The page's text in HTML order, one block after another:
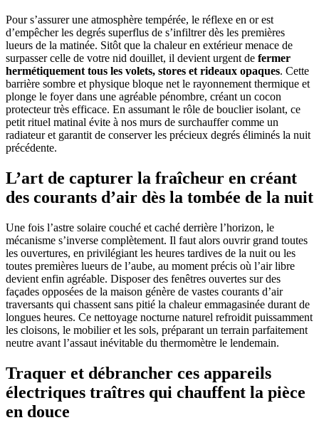
Pour s’assurer une atmosphère tempérée, le réflexe en or est
d’empêcher les degrés superflus de s’infiltrer dès les premières
lueurs de la matinée. Sitôt que la chaleur en extérieur menace de
surpasser celle de votre nid douillet, il devient urgent de fermer
hermétiquement tous les volets, stores et rideaux opaques. Cette
barrière sombre et physique bloque net le rayonnement thermique et
plonge le foyer dans une agréable pénombre, créant un cocon
protecteur très efficace. En assumant le rôle de bouclier isolant, ce
petit rituel matinal évite à nos murs de surchauffer comme un
radiateur et garantit de conserver les précieux degrés éliminés la nuit
précédente.
L’art de capturer la fraîcheur en créant
des courants d’air dès la tombée de la nuit
Une fois l’astre solaire couché et caché derrière l’horizon, le
mécanisme s’inverse complètement. Il faut alors ouvrir grand toutes
les ouvertures, en privilégiant les heures tardives de la nuit ou les
toutes premières lueurs de l’aube, au moment précis où l’air libre
devient enfin agréable. Disposer des fenêtres ouvertes sur des
façades opposées de la maison génère de vastes courants d’air
traversants qui chassent sans pitié la chaleur emmagasinée durant de
longues heures. Ce nettoyage nocturne naturel refroidit puissamment
les cloisons, le mobilier et les sols, préparant un terrain parfaitement
neutre avant l’assaut inévitable du thermomètre le lendemain.
Traquer et débrancher ces appareils
électriques traîtres qui chauffent la pièce
en douce